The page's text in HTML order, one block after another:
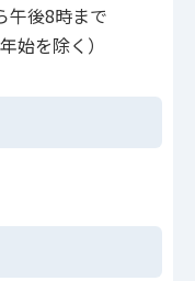
後8時まで
始を除く）